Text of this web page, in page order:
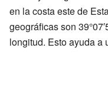
en la costa este de
geográficas son
longitud. Esto ayuda a